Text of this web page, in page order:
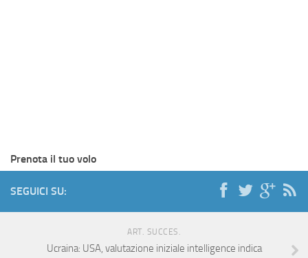
Prenota il tuo volo
SEGUICI SU:
ART. SUCCES.
Ucraina: USA, valutazione iniziale intelligence indica